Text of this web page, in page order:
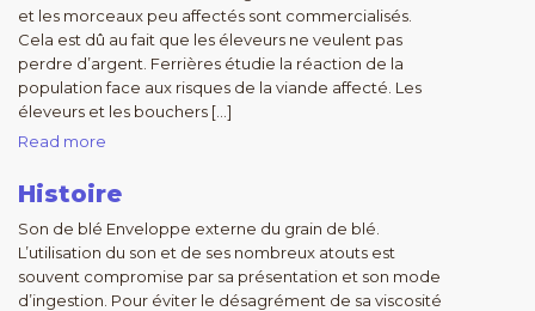
et les morceaux peu affectés sont commercialisés.
Cela est dû au fait que les éleveurs ne veulent pas
perdre d’argent. Ferrières étudie la réaction de la
population face aux risques de la viande affecté. Les
éleveurs et les bouchers […]
Read more
Histoire
Son de blé Enveloppe externe du grain de blé.
L’utilisation du son et de ses nombreux atouts est
souvent compromise par sa présentation et son mode
d’ingestion. Pour éviter le désagrément de sa viscosité